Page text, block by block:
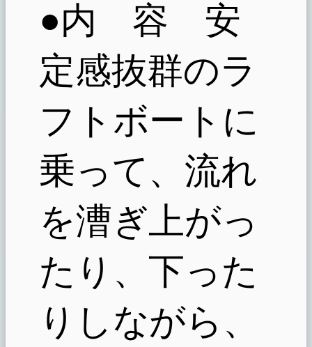
●内 容 安
定感抜群のラ
フトボートに
乗って、流れ
を漕ぎ上がっ
たり、下った
りしながら、